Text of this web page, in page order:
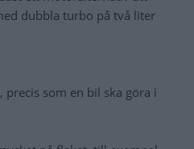
dubbla turbo på två liter
som en bil ska göra i